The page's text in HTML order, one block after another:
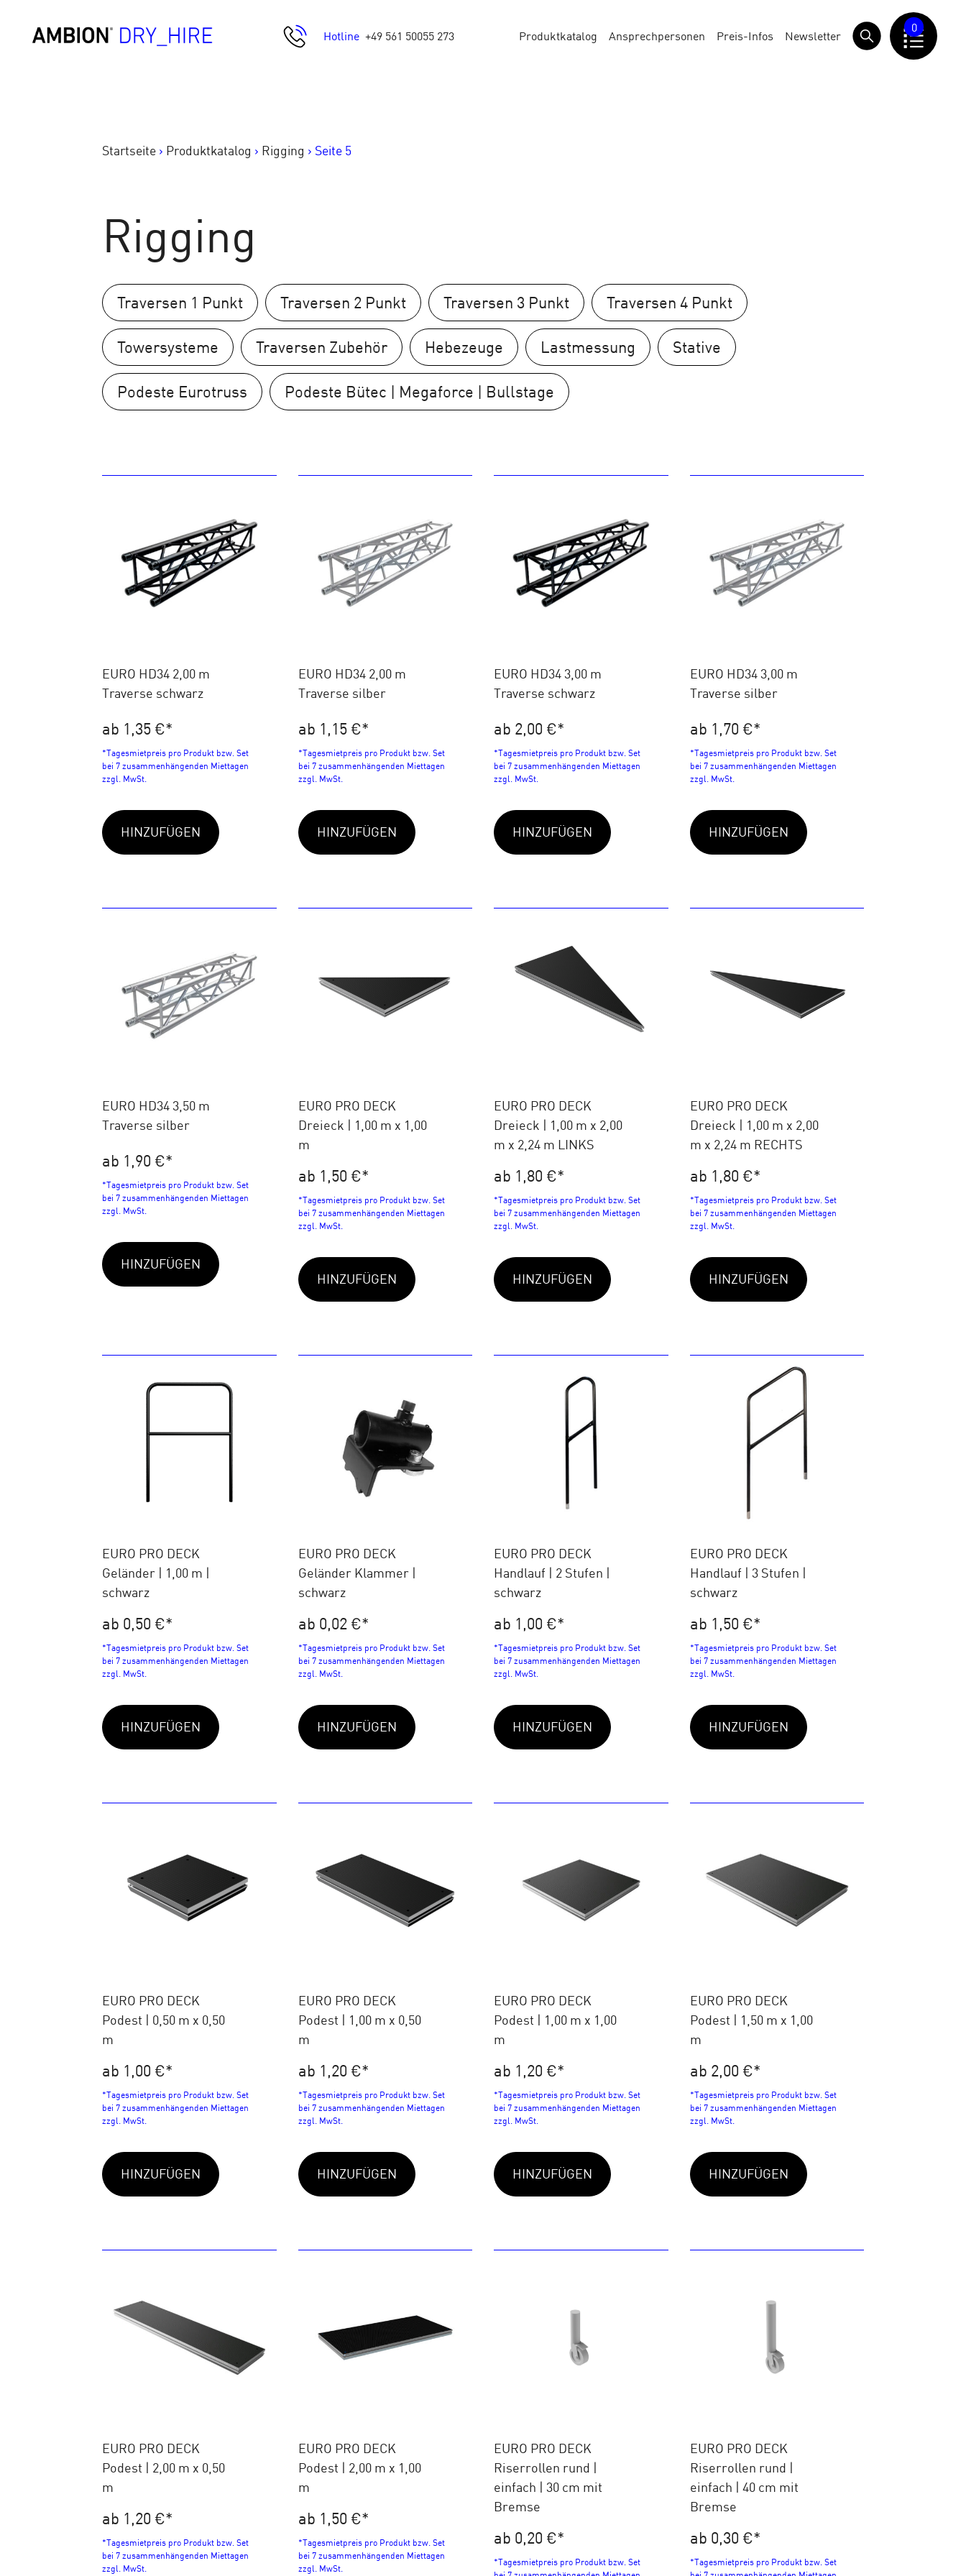
Hotline+49 561 50055 273 Produktkatalog Ansprechpersonen Preis-Infos Newsletter
0
Startseite > Produktkatalog > Rigging > Seite 5
Rigging
Traversen 1 Punkt Traversen 2 Punkt Traversen 3 Punkt Traversen 4 Punkt
Towersysteme Traversen Zubehör Hebezeuge Lastmessung Stative
Podeste Eurotruss Podeste Bütec | Megaforce | Bullstage
EURO HD34 2,00 m
Traverse schwarz
ab 1,35 €*
*Tagesmietpreis pro Produkt bzw. Set
bei 7 zusammenhängenden Miettagen
zzgl. MwSt.
HINZUFÜGEN
EURO HD34 2,00 m
Traverse silber
ab 1,15 €*
*Tagesmietpreis pro Produkt bzw. Set
bei 7 zusammenhängenden Miettagen
zzgl. MwSt.
HINZUFÜGEN
EURO HD34 3,00 m
Traverse schwarz
ab 2,00 €*
*Tagesmietpreis pro Produkt bzw. Set
bei 7 zusammenhängenden Miettagen
zzgl. MwSt.
HINZUFÜGEN
EURO HD34 3,00 m
Traverse silber
ab 1,70 €*
*Tagesmietpreis pro Produkt bzw. Set
bei 7 zusammenhängenden Miettagen
zzgl. MwSt.
HINZUFÜGEN
EURO HD34 3,50 m
Traverse silber
ab 1,90 €*
*Tagesmietpreis pro Produkt bzw. Set
bei 7 zusammenhängenden Miettagen
zzgl. MwSt.
HINZUFÜGEN
EURO PRO DECK
Dreieck | 1,00 m x 1,00
m
ab 1,50 €*
*Tagesmietpreis pro Produkt bzw. Set
bei 7 zusammenhängenden Miettagen
zzgl. MwSt.
HINZUFÜGEN
EURO PRO DECK
Dreieck | 1,00 m x 2,00
m x 2,24 m LINKS
ab 1,80 €*
*Tagesmietpreis pro Produkt bzw. Set
bei 7 zusammenhängenden Miettagen
zzgl. MwSt.
HINZUFÜGEN
EURO PRO DECK
Dreieck | 1,00 m x 2,00
m x 2,24 m RECHTS
ab 1,80 €*
*Tagesmietpreis pro Produkt bzw. Set
bei 7 zusammenhängenden Miettagen
zzgl. MwSt.
HINZUFÜGEN
EURO PRO DECK
Geländer | 1,00 m |
schwarz
ab 0,50 €*
*Tagesmietpreis pro Produkt bzw. Set
bei 7 zusammenhängenden Miettagen
zzgl. MwSt.
HINZUFÜGEN
EURO PRO DECK
Geländer Klammer |
schwarz
ab 0,02 €*
*Tagesmietpreis pro Produkt bzw. Set
bei 7 zusammenhängenden Miettagen
zzgl. MwSt.
HINZUFÜGEN
EURO PRO DECK
Handlauf | 2 Stufen |
schwarz
ab 1,00 €*
*Tagesmietpreis pro Produkt bzw. Set
bei 7 zusammenhängenden Miettagen
zzgl. MwSt.
HINZUFÜGEN
EURO PRO DECK
Handlauf | 3 Stufen |
schwarz
ab 1,50 €*
*Tagesmietpreis pro Produkt bzw. Set
bei 7 zusammenhängenden Miettagen
zzgl. MwSt.
HINZUFÜGEN
EURO PRO DECK
Podest | 0,50 m x 0,50
m
ab 1,00 €*
*Tagesmietpreis pro Produkt bzw. Set
bei 7 zusammenhängenden Miettagen
zzgl. MwSt.
HINZUFÜGEN
EURO PRO DECK
Podest | 1,00 m x 0,50
m
ab 1,20 €*
*Tagesmietpreis pro Produkt bzw. Set
bei 7 zusammenhängenden Miettagen
zzgl. MwSt.
HINZUFÜGEN
EURO PRO DECK
Podest | 1,00 m x 1,00
m
ab 1,20 €*
*Tagesmietpreis pro Produkt bzw. Set
bei 7 zusammenhängenden Miettagen
zzgl. MwSt.
HINZUFÜGEN
EURO PRO DECK
Podest | 1,50 m x 1,00
m
ab 2,00 €*
*Tagesmietpreis pro Produkt bzw. Set
bei 7 zusammenhängenden Miettagen
zzgl. MwSt.
HINZUFÜGEN
EURO PRO DECK
Podest | 2,00 m x 0,50
m
ab 1,20 €*
*Tagesmietpreis pro Produkt bzw. Set
bei 7 zusammenhängenden Miettagen
zzgl. MwSt.
EURO PRO DECK
Podest | 2,00 m x 1,00
m
ab 1,50 €*
*Tagesmietpreis pro Produkt bzw. Set
bei 7 zusammenhängenden Miettagen
zzgl. MwSt.
EURO PRO DECK
Riserrollen rund |
einfach | 30 cm mit
Bremse
ab 0,20 €*
*Tagesmietpreis pro Produkt bzw. Set
EURO PRO DECK
Riserrollen rund |
einfach | 40 cm mit
Bremse
ab 0,30 €*
*Tagesmietpreis pro Produkt bzw. Set